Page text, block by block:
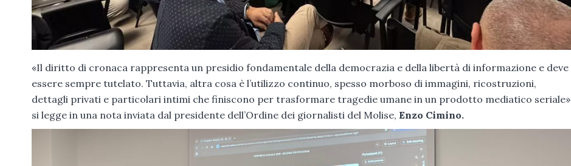
«Il diritto di cronaca rappresenta un presidio fondamentale della democrazia e della libertà di informazione e deve
essere sempre tutelato. Tuttavia, altra cosa è l’utilizzo continuo, spesso morboso di immagini, ricostruzioni,
dettagli privati e particolari intimi che finiscono per trasformare tragedie umane in un prodotto mediatico seriale»
si legge in una nota inviata dal presidente dell’Ordine dei giornalisti del Molise, Enzo Cimino.